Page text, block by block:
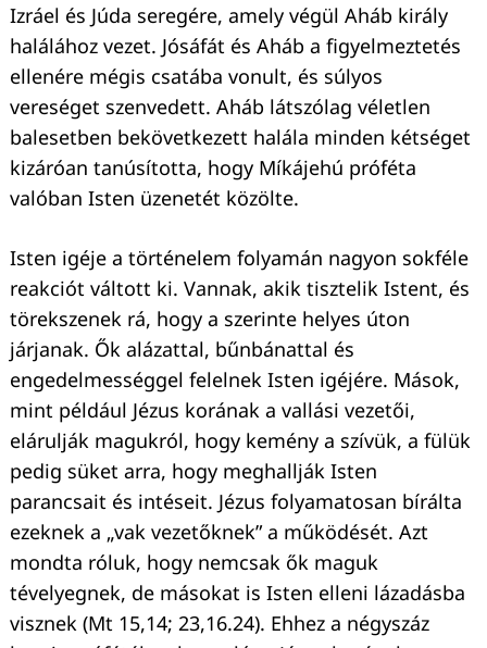
Izráel és Júda seregére, amely végül Aháb király
halálához vezet. Jósáfát és Aháb a figyelmeztetés
ellenére mégis csatába vonult, és súlyos
vereséget szenvedett. Aháb látszólag véletlen
balesetben bekövetkezett halála minden kétséget
kizáróan tanúsította, hogy Míkájehú próféta
valóban Isten üzenetét közölte.
Isten igéje a történelem folyamán nagyon sokféle
reakciót váltott ki. Vannak, akik tisztelik Istent, és
törekszenek rá, hogy a szerinte helyes úton
járjanak. Ők alázattal, bűnbánattal és
engedelmességgel felelnek Isten igéjére. Mások,
mint például Jézus korának a vallási vezetői,
elárulják magukról, hogy kemény a szívük, a fülük
pedig süket arra, hogy meghallják Isten
parancsait és intéseit. Jézus folyamatosan bírálta
ezeknek a „vak vezetőknek” a működését. Azt
mondta róluk, hogy nemcsak ők maguk
tévelyegnek, de másokat is Isten elleni lázadásba
visznek (Mt 15,14; 23,16.24). Ehhez a négyszáz
Keresés: